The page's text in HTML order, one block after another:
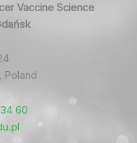
Vaccine Science
Poland
60